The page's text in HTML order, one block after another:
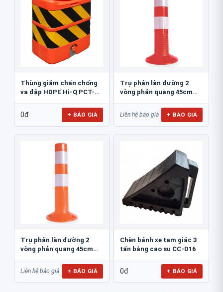
Thùng giảm chấn chống
va đập HDPE Hi-Q PCT-
0đ + BÁO GIÁ
Trụ phân làn đường 2
vòng phản quang 45cm
Liên hệ báo giá + BÁO GIÁ
Trụ phân làn đường 2
vòng phản quang 45cm
Liên hệ báo giá + BÁO GIÁ
Chèn bánh xe tam giác 3
tấn bằng cao su CC-D16
0đ + BÁO GIÁ